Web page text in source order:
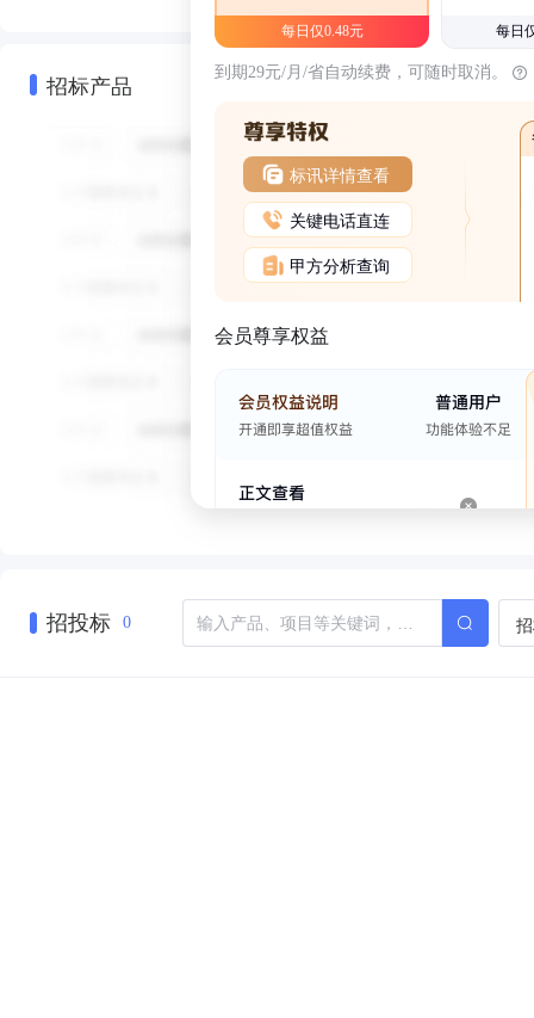
招标产品
每日仅0.48元 每日
到期29元/月/省自动续费，可随时取消。
标讯详情查看
关键电话直连
甲方分析查询
会员尊享权益
招投标 0